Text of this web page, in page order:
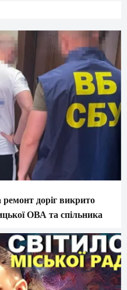
доріг викрито
ОВА та спільника